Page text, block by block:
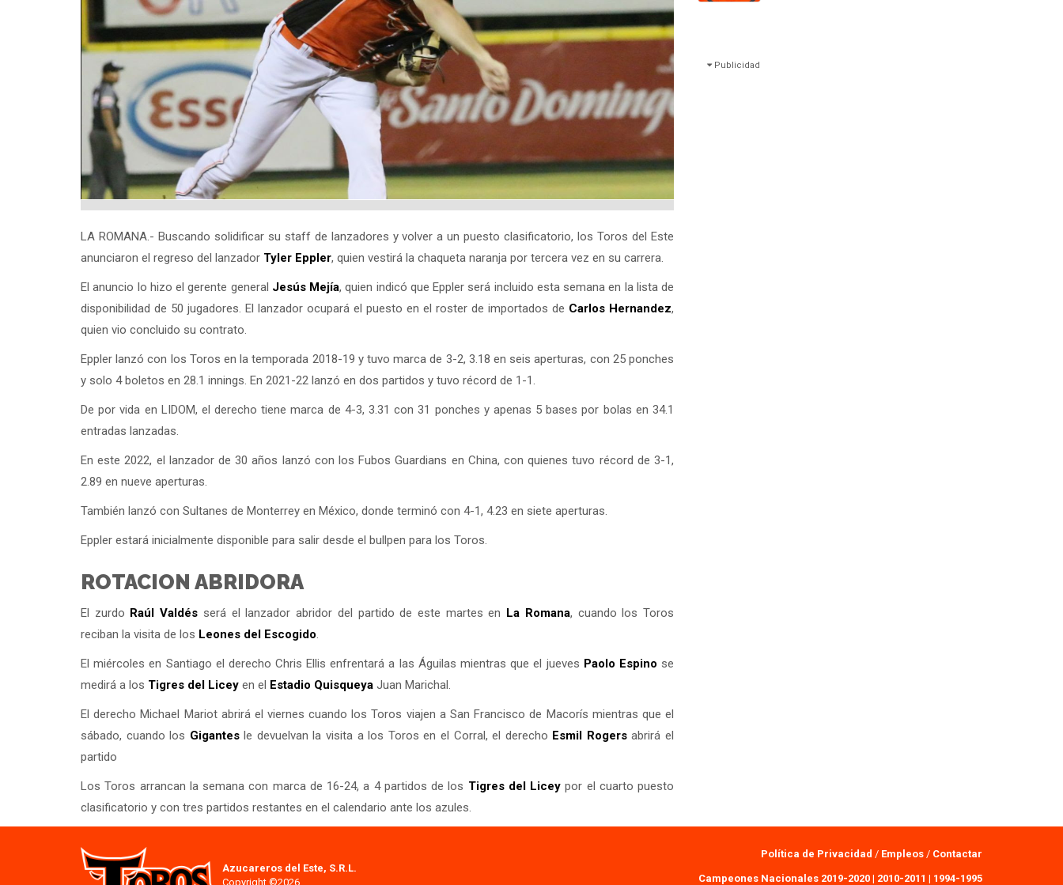
LA ROMANA.- Buscando solidificar su staff de lanzadores y volver a un puesto clasificatorio, los Toros del Este
anunciaron el regreso del lanzador Tyler Eppler, quien vestirá la chaqueta naranja por tercera vez en su carrera.
El anuncio lo hizo el gerente general Jesús Mejía, quien indicó que Eppler será incluido esta semana en la lista de
disponibilidad de 50 jugadores. El lanzador ocupará el puesto en el roster de importados de Carlos Hernandez,
quien vio concluido su contrato.
Eppler lanzó con los Toros en la temporada 2018-19 y tuvo marca de 3-2, 3.18 en seis aperturas, con 25 ponches
y solo 4 boletos en 28.1 innings. En 2021-22 lanzó en dos partidos y tuvo récord de 1-1.
De por vida en LIDOM, el derecho tiene marca de 4-3, 3.31 con 31 ponches y apenas 5 bases por bolas en 34.1
entradas lanzadas.
En este 2022, el lanzador de 30 años lanzó con los Fubos Guardians en China, con quienes tuvo récord de 3-1,
2.89 en nueve aperturas.
También lanzó con Sultanes de Monterrey en México, donde terminó con 4-1, 4.23 en siete aperturas.
Eppler estará inicialmente disponible para salir desde el bullpen para los Toros.
ROTACION ABRIDORA
El zurdo Raúl Valdés será el lanzador abridor del partido de este martes en La Romana, cuando los Toros
reciban la visita de los Leones del Escogido.
El miércoles en Santiago el derecho Chris Ellis enfrentará a las Águilas mientras que el jueves Paolo Espino se
medirá a los Tigres del Licey en el Estadio Quisqueya Juan Marichal.
El derecho Michael Mariot abrirá el viernes cuando los Toros viajen a San Francisco de Macorís mientras que el
sábado, cuando los Gigantesle devuelvan la visita a los Toros en el Corral, el derecho Esmil Rogersabrirá el
partido
Los Toros arrancan la semana con marca de 16-24, a 4 partidos de los Tigres del Licey por el cuarto puesto
clasificatorio y con tres partidos restantes en el calendario ante los azules.
Publicidad
Azucareros del Este, S.R.L.
Copyright ©2026.
Política de Privacidad / Empleos / Contactar
Campeones Nacionales 2019-2020 | 2010-2011 | 1994-1995